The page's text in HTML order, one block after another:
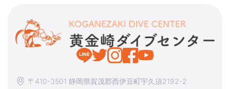
〒410-3501 静岡県賀茂郡西伊豆町宇久須2192-2